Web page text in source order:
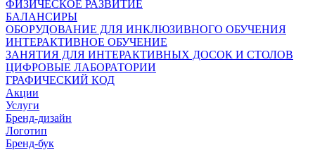
ФИЗИЧЕСКОЕ РАЗВИТИЕ
БАЛАНСИРЫ
ОБОРУДОВАНИЕ ДЛЯ ИНКЛЮЗИВНОГО ОБУЧЕНИЯ
ИНТЕРАКТИВНОЕ ОБУЧЕНИЕ
ЗАНЯТИЯ ДЛЯ ИНТЕРАКТИВНЫХ ДОСОК И СТОЛОВ
ЦИФРОВЫЕ ЛАБОРАТОРИИ
ГРАФИЧЕСКИЙ КОД
Акции
Услуги
Бренд-дизайн
Логотип
Бренд-бук